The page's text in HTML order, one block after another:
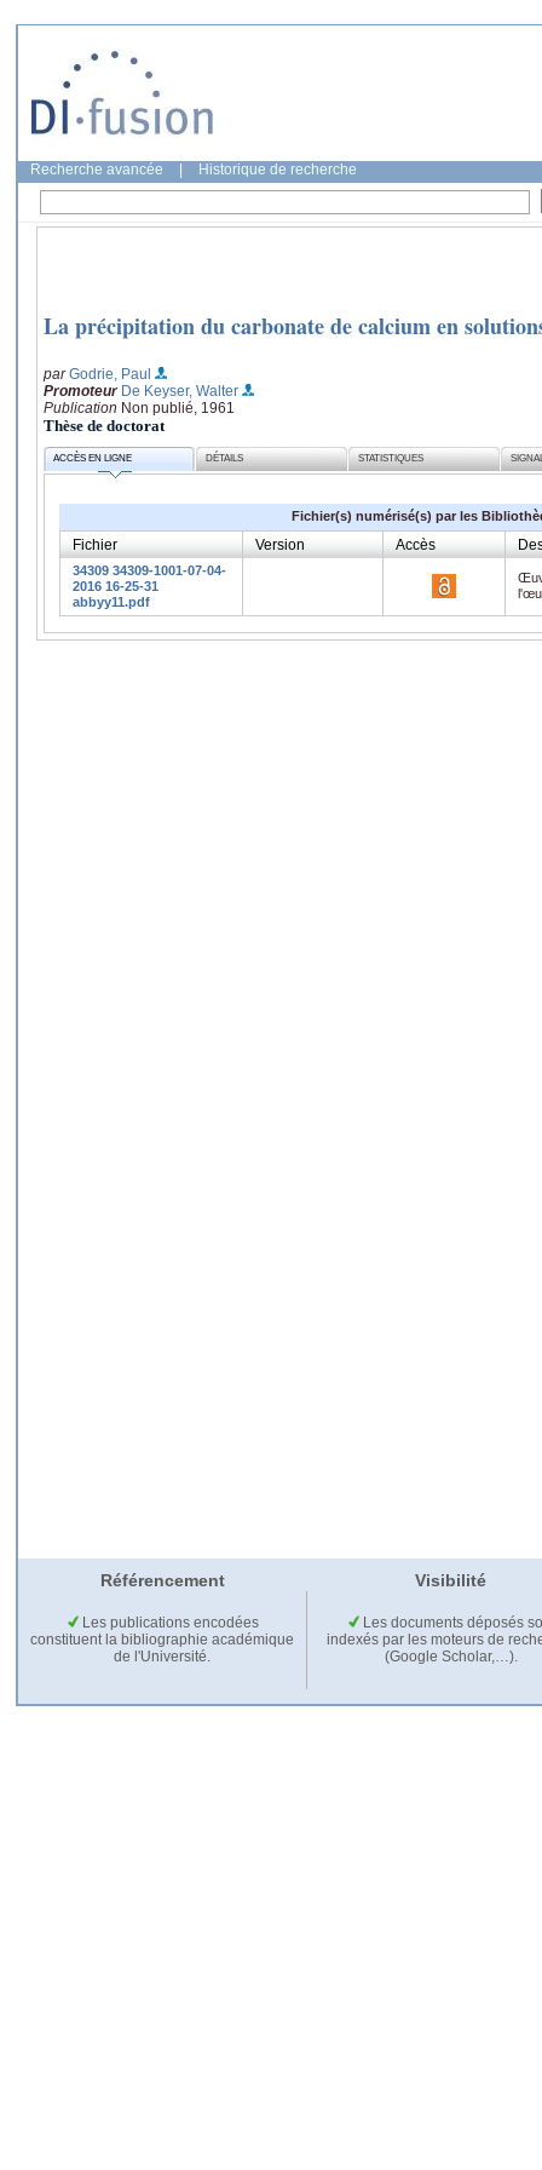
Recherche avancée Historique de recherche
La précipitation du carbonate de calcium en
parGodrie, Paul
Promoteur De Keyser, Walter
Publication Non publié, 1961
Thèse de doctorat
ACCÈS EN LIGNE DÉTAILS STATISTIQUES
Fichier(s) numérisé(s) par les
Fichier Version Accès
34309 34309-1001-07-04-
2016 16-25-31
abbyy11.pdf
Référencement Visibilité
Les publications encodées
constituent la bibliographie académique
de l'Université.
Les documents déposés
indexés par les moteurs de
(Google Scholar,…).